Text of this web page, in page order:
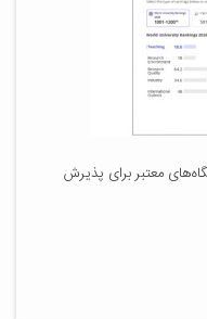
معتبر برای پذیرش